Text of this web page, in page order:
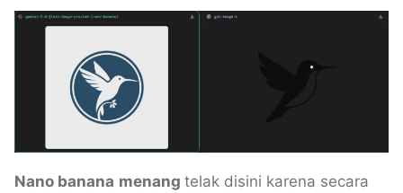
Nano banana menang telak disini karena secara